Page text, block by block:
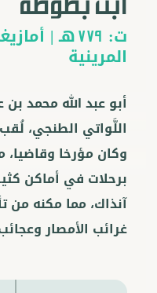
ت: 779هـ |
المرينية
أبو عبد الله محمد
اللَّواتي الطنجي،
برحلات في أماكن
آنذاك، مما مكنه من
غرائب الأمصار